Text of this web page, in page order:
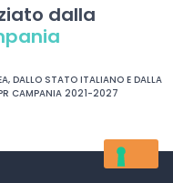
dalla
DALLO STATO ITALIANO E DALLA
PR CAMPANIA 2021-2027